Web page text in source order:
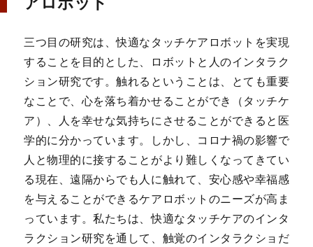
三つ目の研究は、快適なタッチケアロボットを実現
することを目的とした、ロボットと人のインタラク
ション研究です。触れるということは、とても重要
なことで、心を落ち着かせることができ（タッチケ
ア）、人を幸せな気持ちにさせることができると医
学的に分かっています。しかし、コロナ禍の影響で
人と物理的に接することがより難しくなってきてい
る現在、遠隔からでも人に触れて、安心感や幸福感
を与えることができるケアロボットのニーズが高ま
っています。私たちは、快適なタッチケアのインタ
ラクション研究を通して、触覚のインタラクショだ